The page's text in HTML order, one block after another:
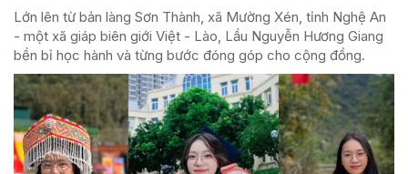
Lớn lên từ bản làng Sơn Thành, xã Mường Xén, tỉnh Nghệ An
- một xã giáp biên giới Việt - Lào, Lầu Nguyễn Hương Giang
bền bỉ học hành và từng bước đóng góp cho cộng đồng.